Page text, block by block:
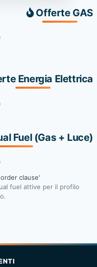
Offerte GAS
Energia Elettrica
Fuel (Gas + Luce)
clause'
fuel attive per il profilo